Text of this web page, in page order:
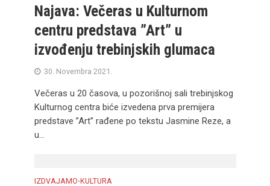
Najava: Večeras u Kulturnom
centru predstava ”Art” u
izvođenju trebinjskih glumaca
30. Novembra 2021.
Večeras u 20 časova, u pozorišnoj sali trebinjskog
Kulturnog centra biće izvedena prva premijera
predstave ”Art” rađene po tekstu Jasmine Reze, a
u...
IZDVAJAMO•KULTURA